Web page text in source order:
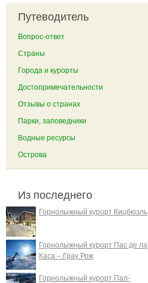
Путеводитель
Вопрос-ответ
Страны
Города и курорты
Достопримечательности
Отзывы о странах
Парки, заповедники
Водные ресурсы
Острова
Из последнего
Горнолыжный курорт Кицбюэль
Горнолыжный курорт Пас де ла
Каса – Грау Рож
Горнолыжный курорт Пал-